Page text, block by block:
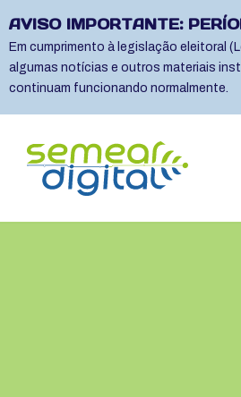
AVISO IMPORTANTE:
Em cumprimento à legislação eleitoral
algumas notícias e outros materiais
continuam funcionando normalmente.